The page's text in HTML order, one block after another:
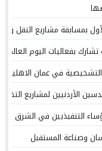
بمسابقة مشاريع النقل
بفعاليات اليوم العالمي
والتشخيصية في عمان
الأردنيين لمشاريع
التنفيذيين في الشرق
وصناعة المستقبل